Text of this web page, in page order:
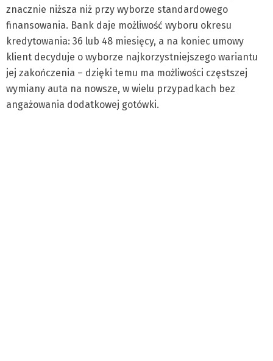
znacznie niższa niż przy wyborze standardowego
finansowania. Bank daje możliwość wyboru okresu
kredytowania: 36 lub 48 miesięcy, a na koniec umowy
klient decyduje o wyborze najkorzystniejszego wariantu
jej zakończenia – dzięki temu ma możliwości częstszej
wymiany auta na nowsze, w wielu przypadkach bez
angażowania dodatkowej gotówki.